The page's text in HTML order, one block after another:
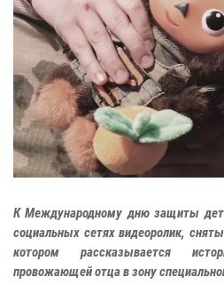
К Международному дню защиты
социальных сетях видеоролик,
котором рассказывается
провожающей отца в зону